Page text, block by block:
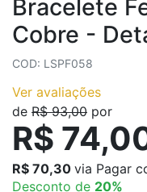
Bracelete
Cobre -
COD: LSPF058
Ver avaliações
de R$ 93,00 por
R$
R$ 70,30 via Pagar
Desconto de 20%